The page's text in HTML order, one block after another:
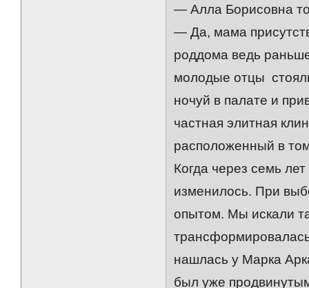
— Алла Борисовна
— Да, мама
роддома ведь
молодые отцы
ночуй в палате и
частная элитная
расположенный в
Когда через семь
изменилось. При
опытом. Мы искали
нашлась у Марка
был уже